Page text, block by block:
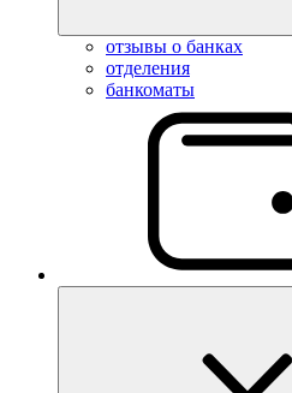
отзывы о банках
отделения
банкоматы